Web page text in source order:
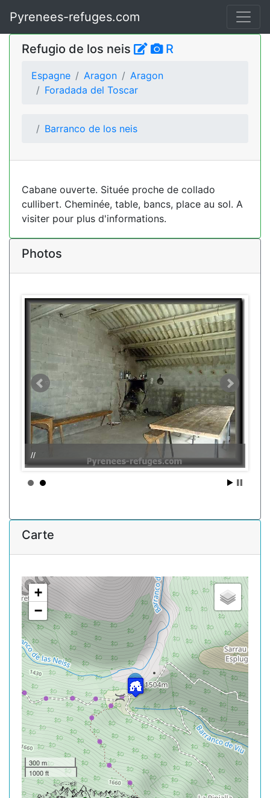
Pyrenees-refuges.com
Refugio de los neis R
Espagne Aragon
Aragon
Foradada del Toscar
Barranco de los neis
Cabane ouverte. Située proche de collado
cullibert. Cheminée, table, bancs, place au sol. A
visiter pour plus d'informations.
Photos
//
Carte
+
−
300 m
1000 ft